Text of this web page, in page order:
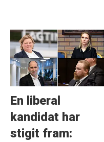
En liberal
kandidat har
stigit fram: